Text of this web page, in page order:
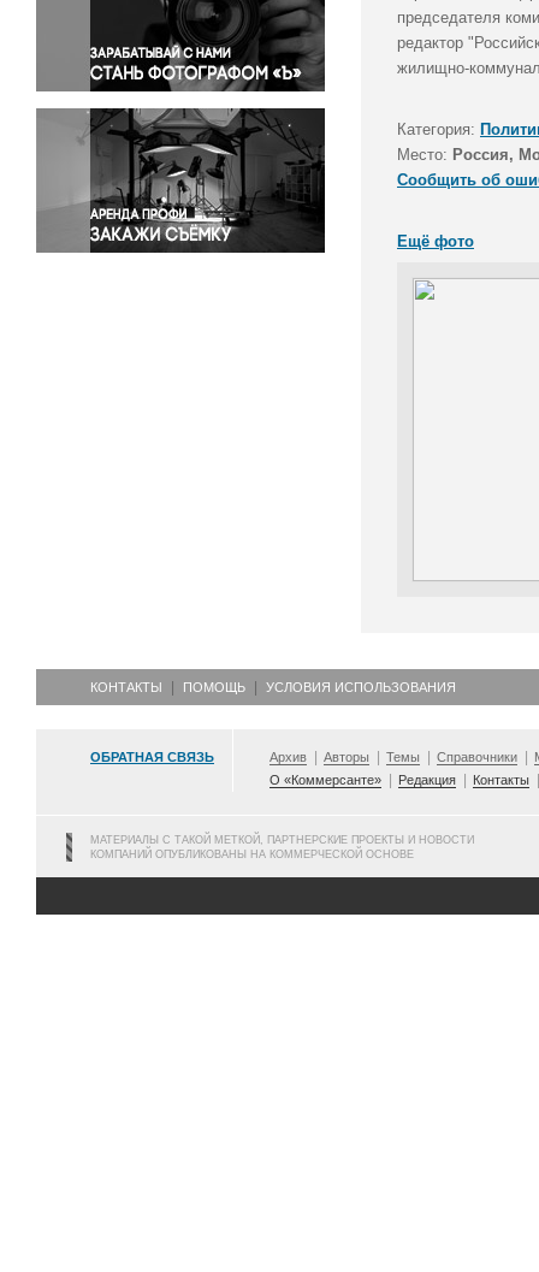
Правосудие
Происшествия и конфликты
Религия
Светская жизнь
Спорт
Экология
Экономика и бизнес
председателя
редактор
жилищно-
Категория:
Место: Россия,
Сообщить об
Ещё фото
КОНТАКТЫ ПОМОЩЬ УСЛОВИЯ ИСПОЛЬЗОВАНИЯ
ОБРАТНАЯ СВЯЗЬ Архив Авторы Темы Справочники
О «Коммерсанте»
Редакция Контакты
МАТЕРИАЛЫ С ТАКОЙ МЕТКОЙ, ПАРТНЕРСКИЕ ПРОЕКТЫ И НОВОСТИ
КОМПАНИЙ ОПУБЛИКОВАНЫ НА КОММЕРЧЕСКОЙ ОСНОВЕ